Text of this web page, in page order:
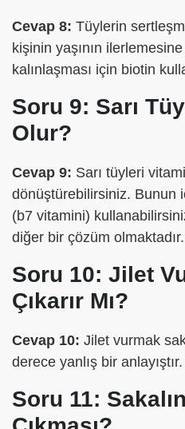
Cevap 8: Tüylerin
kişinin yaşının
kalınlaşması için biotin
Soru 9: Sarı
Olur?
Cevap 9: Sarı tüyleri
dönüştürebilirsiniz. Bunun
(b7 vitamini)
diğer bir çözüm olmaktadır.
Soru 10: Jilet
Çıkarır Mı?
Cevap 10: Jilet vurmak
derece yanlış bir anlayıştır.
Soru 11: